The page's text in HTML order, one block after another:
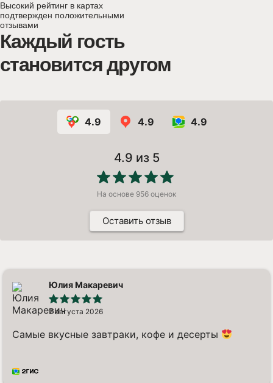
Высокий рейтинг в картах
подтвержден положительными
отзывами
Каждый гость
становится другом
4.9 4.9 4.9
4.9 из 5
На основе 956 оценок
Оставить отзыв
Юлия Макаревич
7 августа 2026
Самые вкусные завтраки, кофе и десерты